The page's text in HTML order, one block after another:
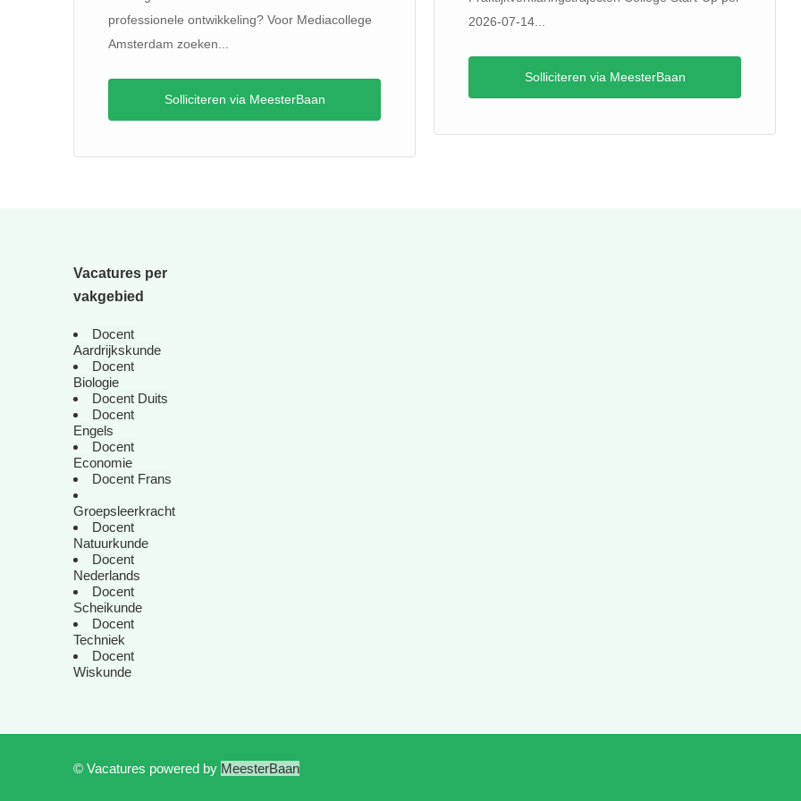
professionele ontwikkeling? Voor Mediacollege
Amsterdam zoeken...
Solliciteren via MeesterBaan
2026-07-14...
Solliciteren via MeesterBaan
Vacatures per
vakgebied
Docent
Aardrijkskunde
Docent
Biologie
Docent Duits
Docent
Engels
Docent
Economie
Docent Frans
Groepsleerkracht
Docent
Natuurkunde
Docent
Nederlands
Docent
Scheikunde
Docent
Techniek
Docent
Wiskunde
© Vacatures powered by MeesterBaan